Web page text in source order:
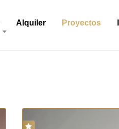
Alquiler Proyectos